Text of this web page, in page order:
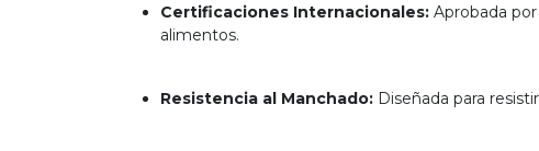
Certificaciones Internacionales: Aprobada por
alimentos.
Resistencia al Manchado: Diseñada para